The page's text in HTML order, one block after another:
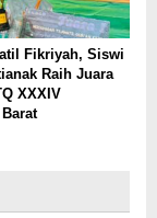
Fikriyah, Siswi
Raih Juara
XXXIV